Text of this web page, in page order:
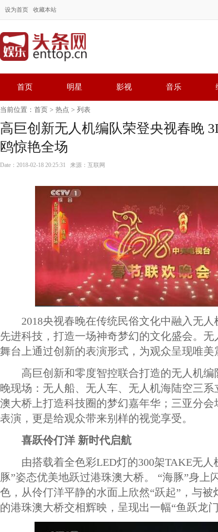
设为首页 收藏本站
首页 明星 影视 音乐
当前位置： 首页 > 热点 > 列表
高巨创新无人机编队荣登央视春晚
鸥惊艳全场
Date：2018-02-18 20:25:31 来源：互联网
2018央视春晚在传统民俗文化中融入无人
先进科技，打造一场神奇梦幻的文化盛会。
舞台上通过创新的表演形式，为观众呈现唯
高巨创新和零度智控联合打造的无人机编
晚现场：无人船、无人车、无人机海陆空三
澳大桥上打造科技圈的梦幻嘉年华；三亚分
表演，更是给观众带来别样的视觉享受。
喜跃伶仃洋 新时代启航
由搭载着全色彩LED灯的300架TAKE无人
豚”姿态优美地跃过港珠澳大桥。 “海豚”身上
色，从伶仃洋平静的水面上欣然“跃起”，与
的港珠澳大桥交相辉映，呈现出一幅“鱼跃龙